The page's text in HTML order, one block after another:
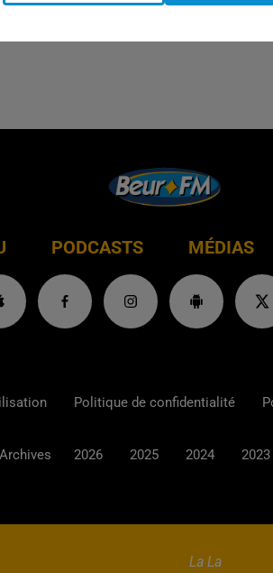
PODCASTS MÉDIAS
La La
Politique de confidentialité
Archives 2026 2025 2024 2023